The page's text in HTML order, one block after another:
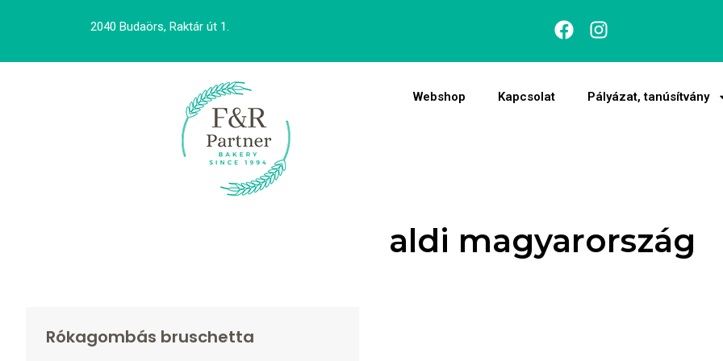
2040 Budaörs, Raktár út 1.
Webshop Kapcsolat Pályázat, tanúsítvány
aldi magyarország
Rókagombás bruschetta